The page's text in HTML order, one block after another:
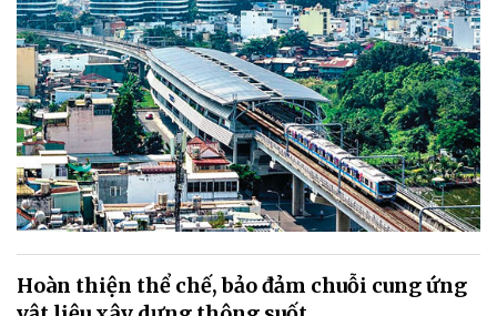
Hoàn thiện thể chế, bảo đảm chuỗi cung ứng